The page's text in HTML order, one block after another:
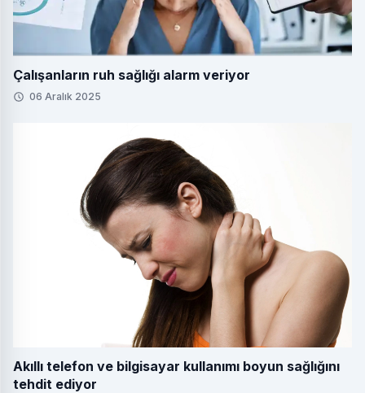
Çalışanların ruh sağlığı alarm veriyor
06 Aralık 2025
Akıllı telefon ve bilgisayar kullanımı boyun sağlığını
tehdit ediyor